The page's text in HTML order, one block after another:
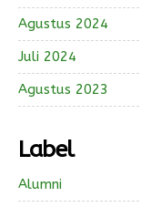
Agustus 2024
Juli 2024
Agustus 2023
Label
Alumni